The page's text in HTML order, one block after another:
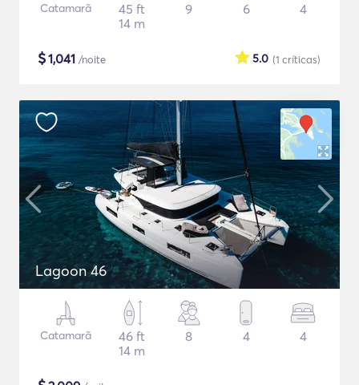
Catamarã
45 ft
14 m
9 6 4
$1,041 /noite (1 críticas)
5.0
Lagoon 46
Catamarã
46 ft
14 m
8 4 4